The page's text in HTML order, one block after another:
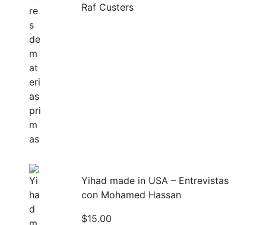
Raf Custers
Yihad made in USA – Entrevistas
con Mohamed Hassan
$15.00